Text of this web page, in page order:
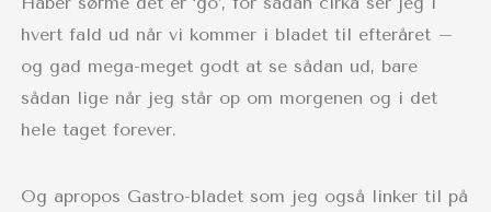
hvert fald ud når vi kommer i bladet til efteråret –
og gad mega-meget godt at se sådan ud, bare
sådan lige når jeg står op om morgenen og i det
hele taget forever.
Og apropos Gastro-bladet som jeg også linker til på